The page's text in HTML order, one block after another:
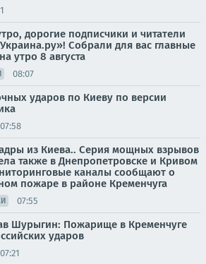
дорогие подписчики и читатели
Собрали для вас главные
утро 8 августа
08:07
ударов по Киеву по версии
07:58
из Киева.. Серия мощных взрывов
также в Днепропетровске и Кривом
каналы сообщают о
пожаре в районе Кременчуга
07:55
Шурыгин: Пожарище в Кременчуге
ударов
07:21